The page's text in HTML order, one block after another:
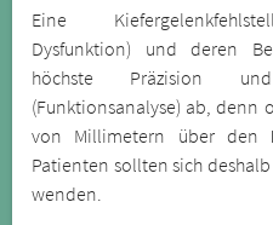
Eine
Dysfunktion) und deren
höchste Präzision
(Funktionsanalyse) ab, denn
von Millimetern über den
Patienten sollten sich
wenden.